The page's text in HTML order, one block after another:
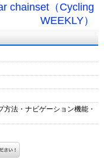
chainset（Cycling
WEEKLY）
法・ナビゲーション機能・